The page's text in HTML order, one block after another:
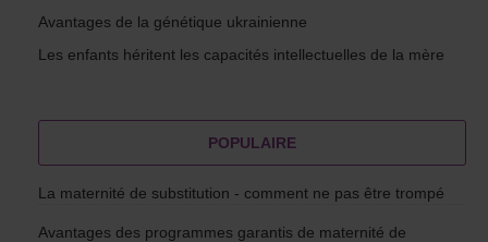
Avantages de la génétique ukrainienne
Les enfants héritent les capacités intellectuelles de la mère
POPULAIRE
La maternité de substitution - comment ne pas être trompé
Avantages des programmes garantis de maternité de